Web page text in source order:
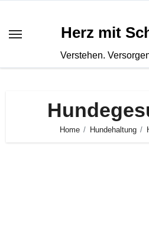
springen
Herz mit
Verstehen.
Home Hundehaltung